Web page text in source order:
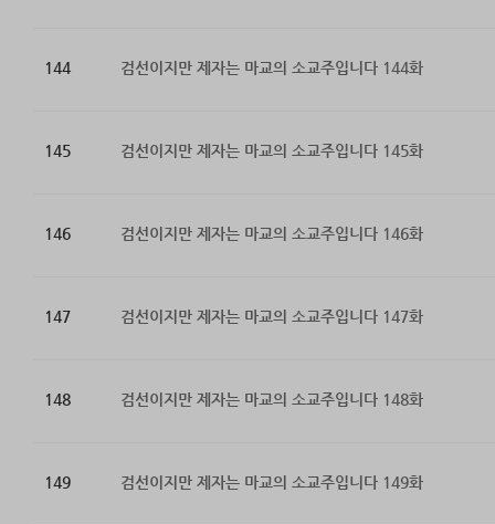
144 검선이지만 제자는 마교의 소교주입니다 144화
145 검선이지만 제자는 마교의 소교주입니다 145화
146 검선이지만 제자는 마교의 소교주입니다 146화
147 검선이지만 제자는 마교의 소교주입니다 147화
148 검선이지만 제자는 마교의 소교주입니다 148화
149 검선이지만 제자는 마교의 소교주입니다 149화